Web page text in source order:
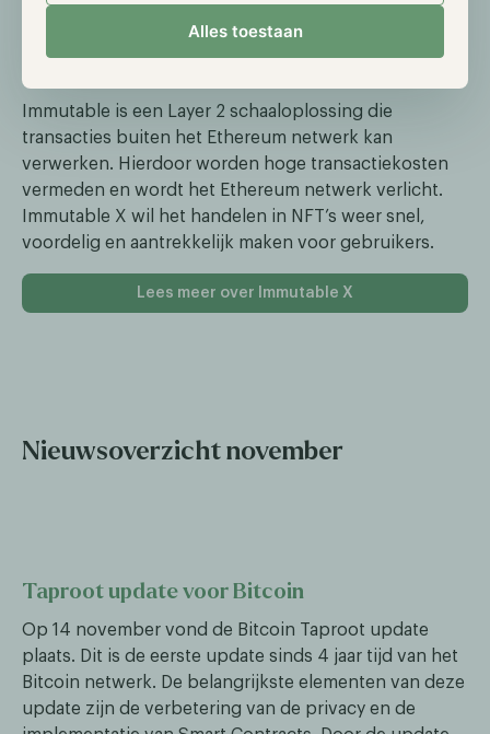
Alles toestaan
van transacties en bijvoorbeeld het minten van NFT’s
Immutable is een Layer 2 schaaloplossing die
transacties buiten het Ethereum netwerk kan
verwerken. Hierdoor worden hoge transactiekosten
vermeden en wordt het Ethereum netwerk verlicht.
Immutable X wil het handelen in NFT’s weer snel,
voordelig en aantrekkelijk maken voor gebruikers.
Lees meer over Immutable X
Nieuwsoverzicht november
Taproot update voor Bitcoin
Op 14 november vond de Bitcoin Taproot update
plaats. Dit is de eerste update sinds 4 jaar tijd van het
Bitcoin netwerk. De belangrijkste elementen van deze
update zijn de verbetering van de privacy en de